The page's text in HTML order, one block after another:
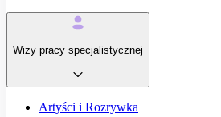
Wizy pracy specjalistycznej
Artyści i Rozrywka